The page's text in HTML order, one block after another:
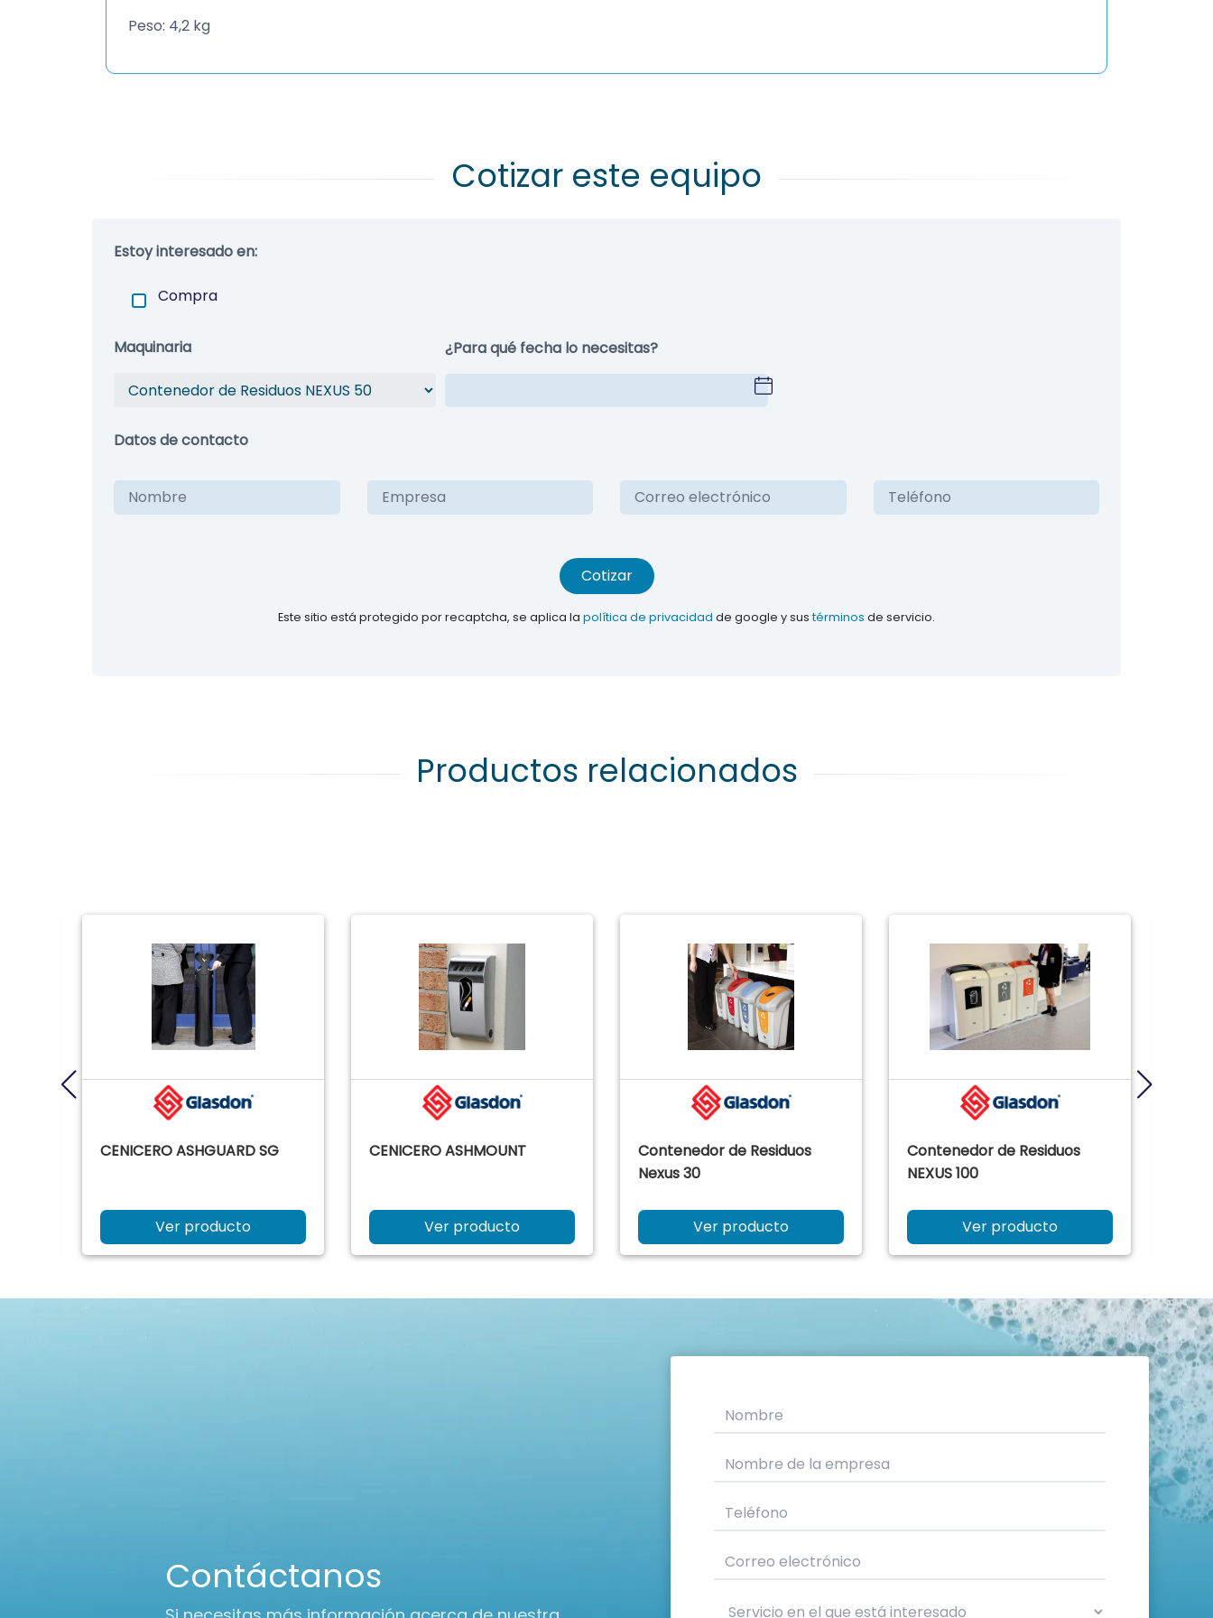
Peso: 4,2 kg
Estoy interesado en:
Compra
Maquinaria ¿Para qué fecha lo necesitas?
Datos de contacto
Cotizar
Este sitio está protegido por recaptcha, se aplica la política de privacidad de google y sus términos de servicio.
CENICERO ASHGUARD SG
Ver producto
CENICERO ASHMOUNT
Ver producto
Contenedor de Residuos
Nexus 30
Ver producto
Contenedor de Residuos
NEXUS 100
Ver producto
Contáctanos